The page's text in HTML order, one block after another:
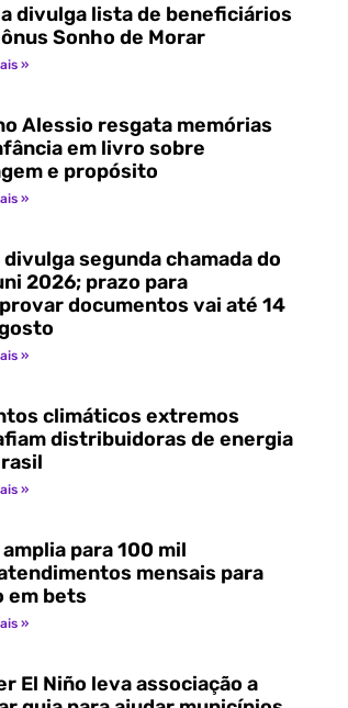
divulga lista de beneficiários
Sonho de Morar
»
Alessio resgata memórias
em livro sobre
e propósito
»
divulga segunda chamada do
2026; prazo para
documentos vai até 14
»
climáticos extremos
distribuidoras de energia
»
amplia para 100 mil
mensais para
em bets
»
El Niño leva associação a